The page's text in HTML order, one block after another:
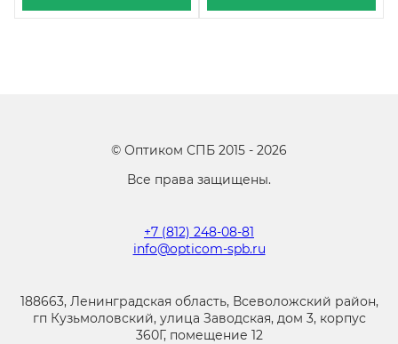
© Оптиком СПБ 2015 - 2026
Все права защищены.
+7 (812) 248-08-81
info@opticom-spb.ru
188663, Ленинградская область, Всеволожский район,
гп Кузьмоловский, улица Заводская, дом 3, корпус
360Г, помещение 12